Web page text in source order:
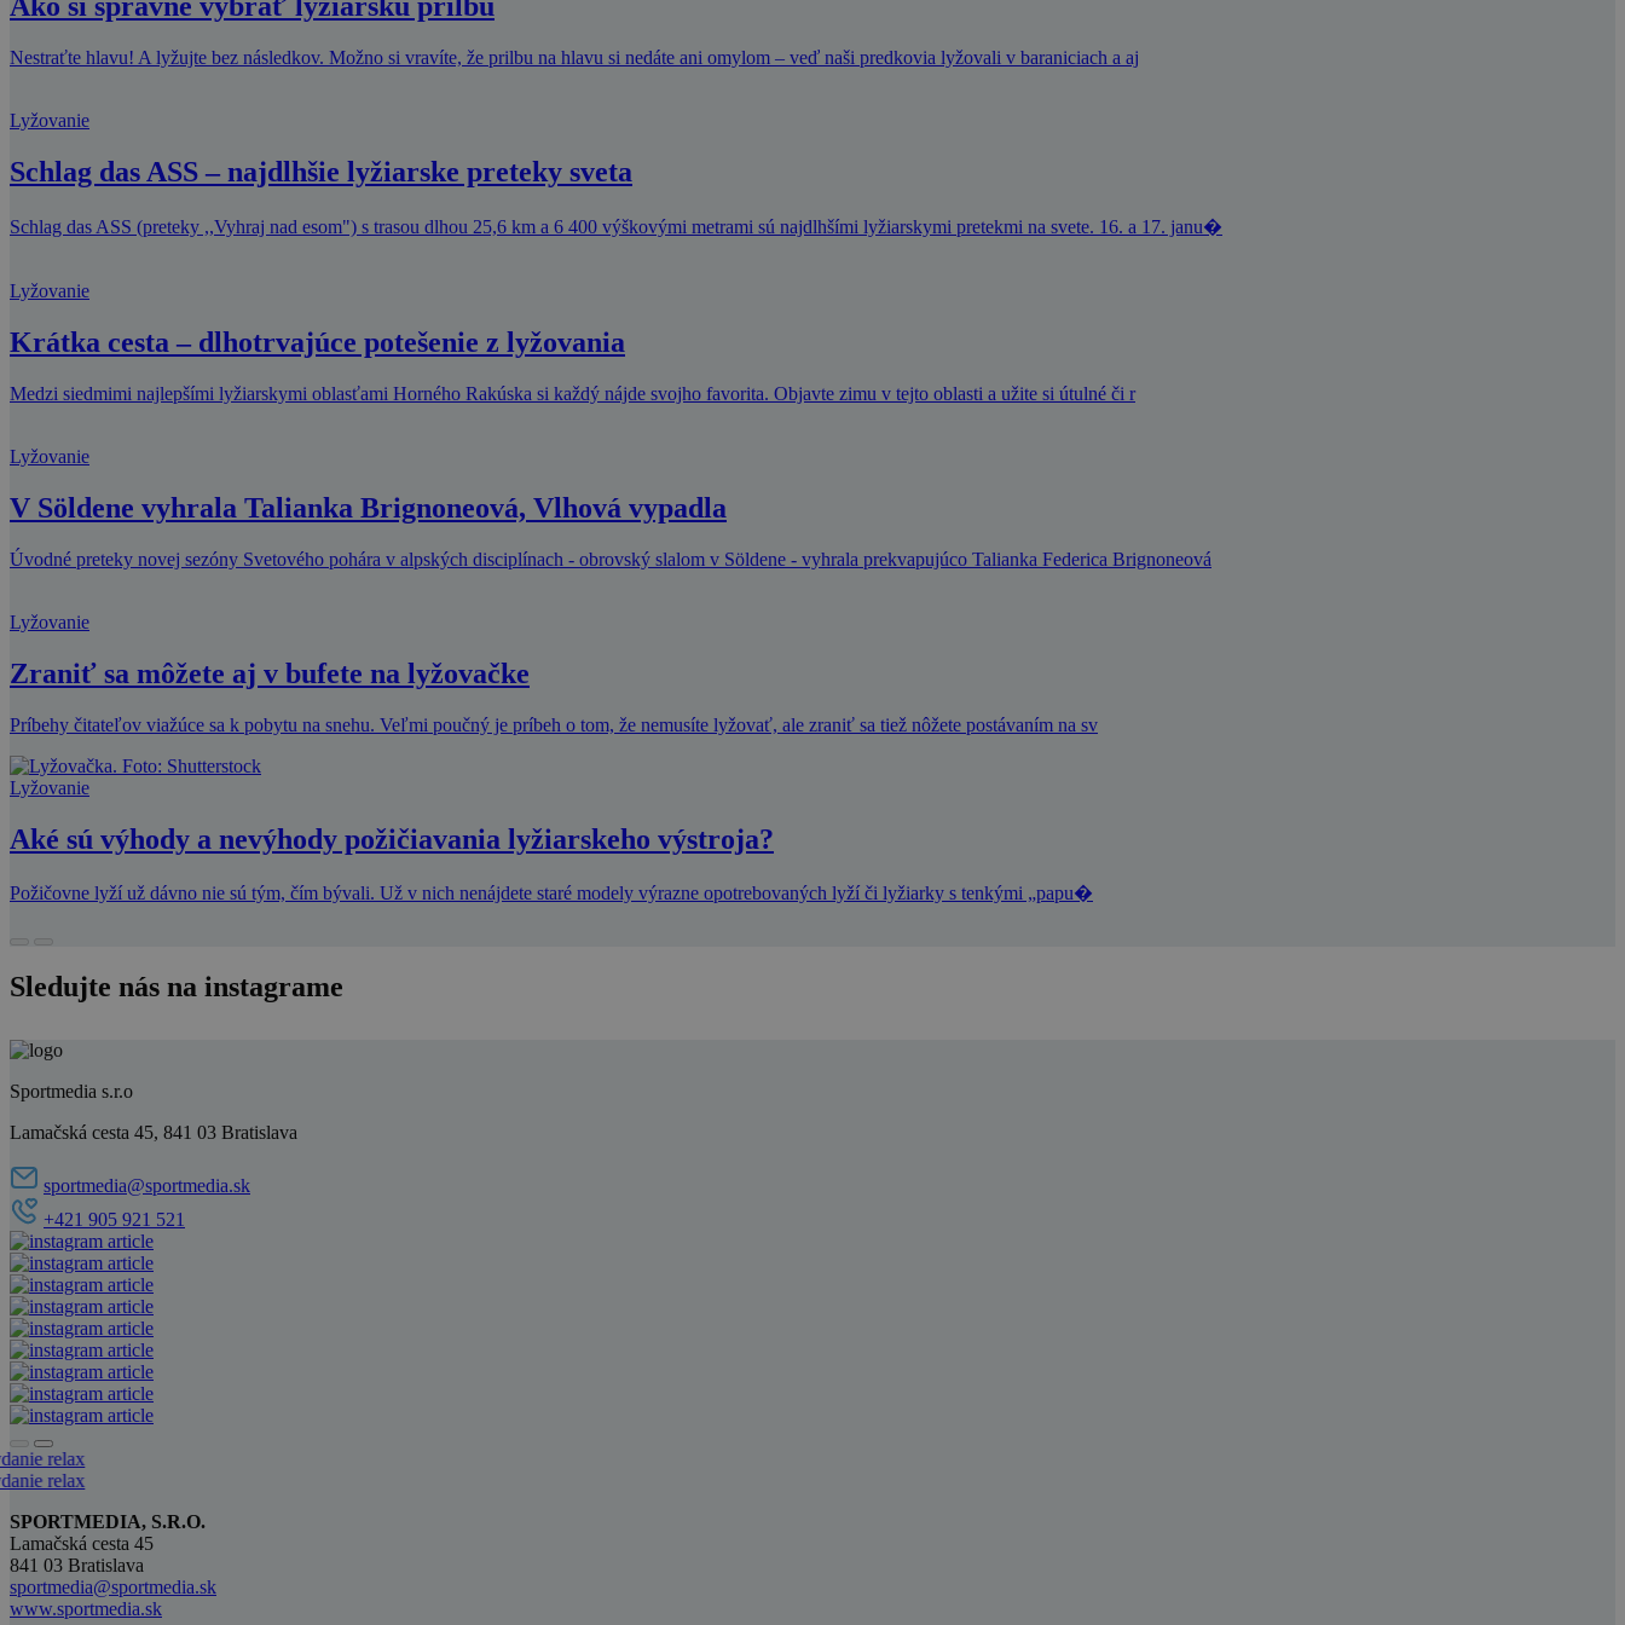
Ako si správne vybrať lyžiarsku prilbu
Nestraťte hlavu! A lyžujte bez následkov. Možno si vravíte, že prilbu na hlavu si nedáte ani omylom – veď naši predkovia lyžovali v baraniciach a aj
Lyžovanie
Schlag das ASS – najdlhšie lyžiarske preteky sveta
Schlag das ASS (preteky ,,Vyhraj nad esom") s trasou dlhou 25,6 km a 6 400 výškovými metrami sú najdlhšími lyžiarskymi pretekmi na svete. 16. a 17. janu�
Lyžovanie
Krátka cesta – dlhotrvajúce potešenie z lyžovania
Medzi siedmimi najlepšími lyžiarskymi oblasťami Horného Rakúska si každý nájde svojho favorita. Objavte zimu v tejto oblasti a užite si útulné či r
Lyžovanie
V Söldene vyhrala Talianka Brignoneová, Vlhová vypadla
Úvodné preteky novej sezóny Svetového pohára v alpských disciplínach - obrovský slalom v Söldene - vyhrala prekvapujúco Talianka Federica Brignoneová
Lyžovanie
Zraniť sa môžete aj v bufete na lyžovačke
Príbehy čitateľov viažúce sa k pobytu na snehu. Veľmi poučný je príbeh o tom, že nemusíte lyžovať, ale zraniť sa tiež nôžete postávaním na sv
Lyžovanie
Aké sú výhody a nevýhody požičiavania lyžiarskeho výstroja?
Požičovne lyží už dávno nie sú tým, čím bývali. Už v nich nenájdete staré modely výrazne opotrebovaných lyží či lyžiarky s tenkými „papu�
Sledujte nás na instagrame
Sportmedia s.r.o
Lamačská cesta 45, 841 03 Bratislava
sportmedia@sportmedia.sk
+421 905 921 521
SPORTMEDIA, S.R.O.
Lamačská cesta 45
841 03 Bratislava
sportmedia@sportmedia.sk
www.sportmedia.sk